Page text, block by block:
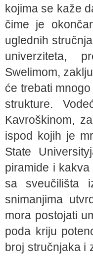
kojima se kaže
čime je
uglednih
univerziteta,
Swelimom,
će trebati
strukture.
Kavroškinom,
ispod kojih je
State
piramide i
sa sveučilišta
snimanjima
mora postojati
poda kriju
broj stručnjaka i